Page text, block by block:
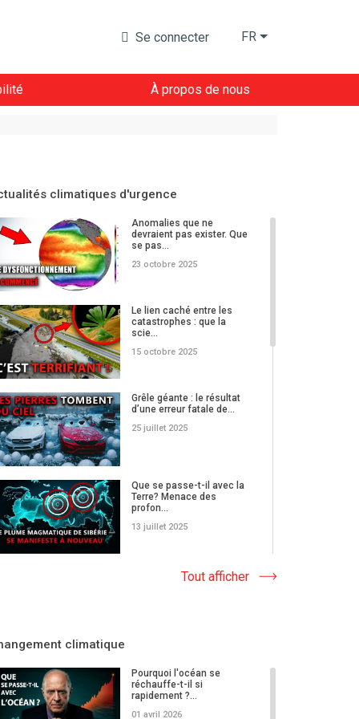
Se connecter FR
À propos de nous
climatiques d'urgence
Anomalies que ne
devraient pas exister. Que
se pas...
23 octobre 2025
Le lien caché entre les
catastrophes : que la
scie...
15 octobre 2025
Grêle géante : le résultat
d’une erreur fatale de...
25 juillet 2025
Que se passe-t-il avec la
Terre? Menace des
profon...
13 juillet 2025
De nouvelles menaces :
les scénarios habituels
catastrophes naturelles
n’es...
27 juin 2025
Tout afficher
climatique
Pourquoi l'océan se
réchauffe-t-il si
rapidement ?...
01 avril 2026